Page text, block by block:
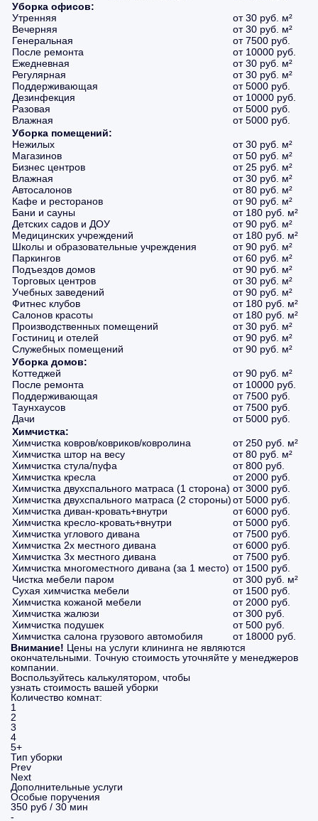
Уборка офисов:
Утренняя
от 30 руб. м²
Вечерняя
от 30 руб. м²
Генеральная
от 7500 руб.
После ремонта
от 10000 руб.
Ежедневная
от 30 руб. м²
Регулярная
от 30 руб. м²
Поддерживающая
от 5000 руб.
Дезинфекция
от 10000 руб.
Разовая
от 5000 руб.
Влажная
от 5000 руб.
Уборка помещений:
Нежилых
от 30 руб. м²
Магазинов
от 50 руб. м²
Бизнес центров
от 25 руб. м²
Влажная
от 30 руб. м²
Автосалонов
от 80 руб. м²
Кафе и ресторанов
от 90 руб. м²
Бани и сауны
от 180 руб. м²
Детских садов и ДОУ
от 90 руб. м²
Медицинских учреждений
от 180 руб. м²
Школы и образовательные учреждения
от 90 руб. м²
Паркингов
от 60 руб. м²
Подъездов домов
от 90 руб. м²
Торговых центров
от 30 руб. м²
Учебных заведений
от 90 руб. м²
Фитнес клубов
от 180 руб. м²
Салонов красоты
от 180 руб. м²
Производственных помещений
от 30 руб. м²
Гостиниц и отелей
от 90 руб. м²
Служебных помещений
от 90 руб. м²
Уборка домов:
Коттеджей
от 90 руб. м²
После ремонта
от 10000 руб.
Поддерживающая
от 7500 руб.
Таунхаусов
от 7500 руб.
Дачи
от 5000 руб.
Химчистка:
Химчистка ковров/ковриков/ковролина
от 250 руб. м²
Химчистка штор на весу
от 80 руб. м²
Химчистка стула/пуфа
от 800 руб.
Химчистка кресла
от 2000 руб.
Химчистка двухспального матраса (1 сторона) от 3000 руб.
Химчистка двухспального матраса (2 стороны)от 5000 руб.
Химчистка диван-кровать+внутри
от 6000 руб.
Химчистка кресло-кровать+внутри
от 5000 руб.
Химчистка углового дивана
от 7500 руб.
Химчистка 2х местного дивана
от 6000 руб.
Химчистка 3х местного дивана
от 7500 руб.
Химчистка многоместного дивана (за 1 место) от 1500 руб.
Чистка мебели паром
от 300 руб. м²
Сухая химчистка мебели
от 1500 руб.
Химчистка кожаной мебели
от 2000 руб.
Химчистка жалюзи
от 300 руб.
Химчистка подушек
от 500 руб.
Химчистка салона грузового автомобиля
от 18000 руб.
Внимание! Цены на услуги клининга не являются
окончательными. Точную стоимость уточняйте у менеджеров
компании.
Воспользуйтесь калькулятором, чтобы
узнать стоимость вашей уборки
Количество комнат:
1
2
3
4
5+
Тип уборки
Prev
Next
Дополнительные услуги
Особые поручения
350 руб / 30 мин
-